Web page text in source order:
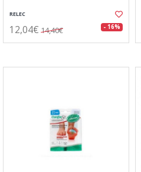
RELEC
12,04€ 14,40€ - 16%